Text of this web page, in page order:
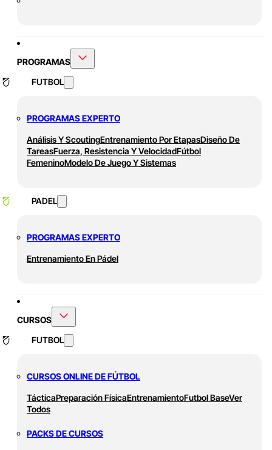
PROGRAMAS
FUTBOL
PROGRAMAS EXPERTO
Análisis Y ScoutingEntrenamiento Por EtapasDiseño De
TareasFuerza, Resistencia Y VelocidadFútbol
FemeninoModelo De Juego Y Sistemas
PADEL
PROGRAMAS EXPERTO
Entrenamiento En Pádel
CURSOS
FUTBOL
CURSOS ONLINE DE FÚTBOL
TácticaPreparación FísicaEntrenamientoFutbol BaseVer
Todos
PACKS DE CURSOS